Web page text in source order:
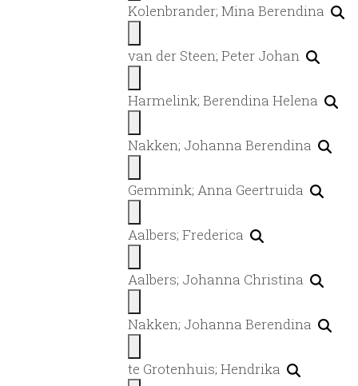
Kolenbrander; Mina Berendina
van der Steen; Peter Johan
Harmelink; Berendina Helena
Nakken; Johanna Berendina
Gemmink; Anna Geertruida
Aalbers; Frederica
Aalbers; Johanna Christina
Nakken; Johanna Berendina
te Grotenhuis; Hendrika